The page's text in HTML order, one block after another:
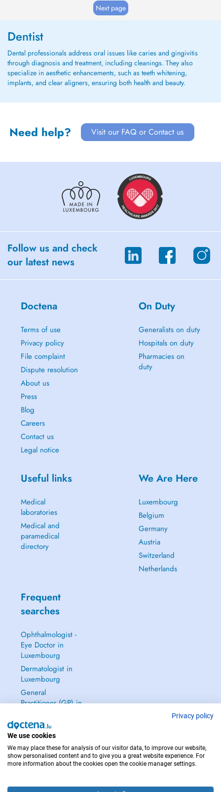
implantologie depuis 2002. Contacter ...
Next page
Dentist
Dental professionals address oral issues like caries and gingivitis
through diagnosis and treatment, including cleanings. They also
specialize in aesthetic enhancements, such as teeth whitening,
implants, and clear aligners, ensuring both health and beauty.
Need help? Visit our FAQ or Contact us
Follow us and check
our latest news
Doctena
Terms of use
Privacy policy
File complaint
Dispute resolution
About us
Press
Blog
Careers
Contact us
Legal notice
On Duty
Generalists on duty
Hospitals on duty
Pharmacies on
duty
Useful links
Medical
laboratories
Medical and
paramedical
directory
We Are Here
Luxembourg
Belgium
Germany
Austria
Switzerland
Netherlands
Frequent
searches
Ophthalmologist -
Eye Doctor in
Luxembourg
Dermatologist in
Luxembourg
General
Practitioner (GP) in
Gynecologist in
Luxembourg
See all →
Privacy policy
We use cookies
We may place these for analysis of our visitor data, to improve our website,
show personalised content and to give you a great website experience. For
more information about the cookies open the cookie manager settings.